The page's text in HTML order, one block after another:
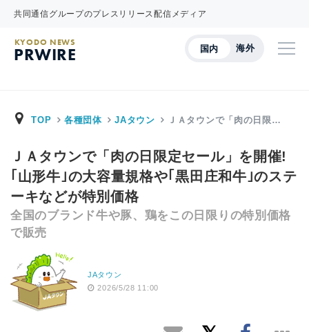
共同通信グループのプレスリリース配信メディア
国内 海外
KYODO NEWS
PRWIRE
TOP 各種団体 JAタウン ＪＡタウンで「肉の日限…
ＪＡタウンで「肉の日限定セール」を開催!
｢山形牛｣の大容量規格や｢黒田庄和牛｣のステ
ーキなどが特別価格
全国のブランド牛や豚、鶏をこの日限りの特別価格
で販売
JAタウン
2026/5/28 11:00